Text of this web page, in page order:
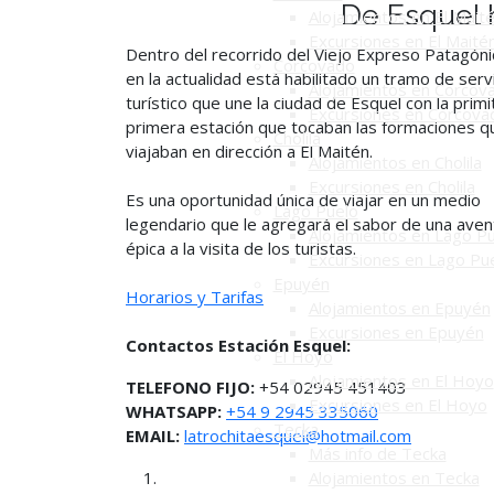
Alojamientos en El
Corcovado
Alojamientos en
Excursiones en
Cholila
Alojamientos en Cholila
Lago Puelo
Alojamientos en Lago
Excursiones en Lago
El Hoyo
Alojamientos en El Hoyo
Excursiones en El Hoyo
Tecka
De Esquel
Dentro del recorrido del Viejo Expreso
en la actualidad está habilitado un tramo de
turístico que une la ciudad de Esquel con la
primera estación que tocaban las formaciones
viajaban en dirección a El Maitén.
Es una oportunidad única de viajar en un medio
legendario que le agregará el sabor de una
épica a la visita de los turistas.
Horarios y Tarifas
Contactos Estación Esquel:
TELEFONO FIJO: +54 02945 451403
WHATSAPP: +54 9 2945 335060
EMAIL: latrochitaesquel@hotmail.com